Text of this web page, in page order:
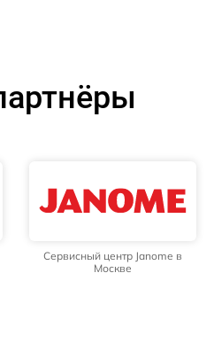
Сервисный центр Janome в
Москве